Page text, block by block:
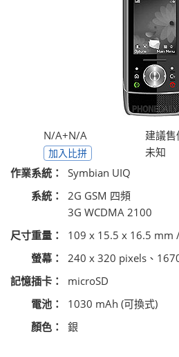
N/A+N/A
加入比拼
建議售
未知
作業系統：
Symbian UIQ
系統：
2G GSM 四頻
3G WCDMA 2100
尺寸重量：
109 x 15.5 x 16.5 mm
螢幕：
240 x 320 pixels、
記憶插卡：
microSD
電池：
1030 mAh (可換式)
顏色：
銀